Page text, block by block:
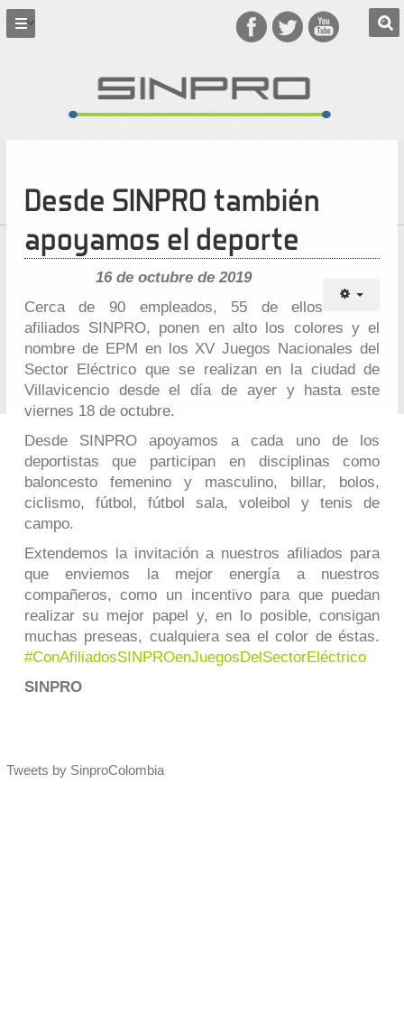
Desde SINPRO también
apoyamos el deporte
16 de octubre de 2019
Cerca de 90 empleados, 55 de ellos
afiliados SINPRO, ponen en alto los colores y el
nombre de EPM en los XV Juegos Nacionales del
Sector Eléctrico que se realizan en la ciudad de
Villavicencio desde el día de ayer y hasta este
viernes 18 de octubre.
Desde SINPRO apoyamos a cada uno de los
deportistas que participan en disciplinas como
baloncesto femenino y masculino, billar, bolos,
ciclismo, fútbol, fútbol sala, voleibol y tenis de
campo.
Extendemos la invitación a nuestros afiliados para
que enviemos la mejor energía a nuestros
compañeros, como un incentivo para que puedan
realizar su mejor papel y, en lo posible, consigan
muchas preseas, cualquiera sea el color de éstas.
#ConAfiliadosSINPROenJuegosDelSectorEléctrico
SINPRO
Tweets by SinproColombia